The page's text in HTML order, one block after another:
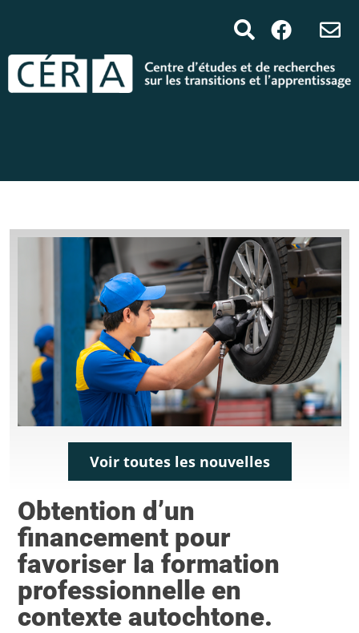
Voir toutes les nouvelles
Obtention d’un
financement pour
favoriser la formation
professionnelle en
contexte autochtone.